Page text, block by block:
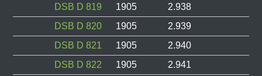
DSB D 819
1905
2.938
DSB D 820
1905
2.939
DSB D 821
1905
2.940
DSB D 822
1905
2.941